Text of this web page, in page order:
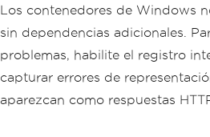
Los contenedores de Windows
sin dependencias adicionales.
problemas, habilite el registro
capturar errores de
aparezcan como respuestas